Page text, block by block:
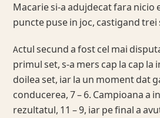
Macarie si-a adujdecat fara nicio
puncte puse in joc, castigand
Actul secund a fost cel mai
primul set, s-a mers cap la cap la
doilea set, iar la un moment dat
conducerea, 7 – 6. Campioana a
rezultatul, 11 – 9, iar pe final a